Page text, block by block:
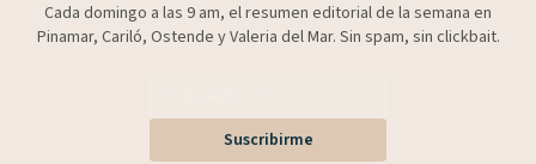
Cada domingo a las 9 am, el resumen editorial de la semana en
Pinamar, Cariló, Ostende y Valeria del Mar. Sin spam, sin clickbait.
Suscribirme